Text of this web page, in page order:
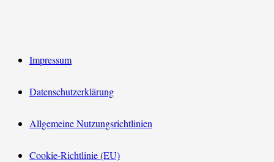
Impressum
Datenschutzerklärung
Allgemeine Nutzungsrichtlinien
Cookie-Richtlinie (EU)